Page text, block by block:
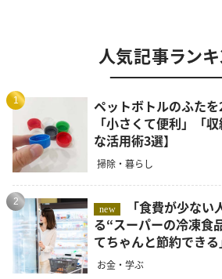
人気記事ラン
1
ペットボトルのふた
「小さくて便利」「
な活用術3選】
掃除・暮らし
2
new
る“スーパーの冷凍食
てちゃんと節約できる
お金・学ぶ